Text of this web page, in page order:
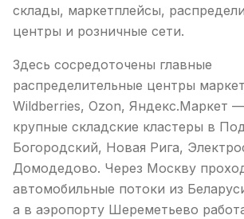
склады, маркетплейсы,
центры и розничные сети.
Здесь сосредоточены главные
распределительные центры
Wildberries, Ozon, Яндекс.Маркет
крупные складские кластеры в
Богородский, Новая Рига,
Домодедово. Через Москву
автомобильные потоки из
а в аэропорту Шереметьево